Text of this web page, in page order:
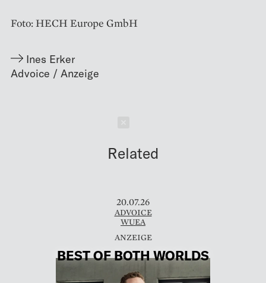
Foto: HECH Europe GmbH
Ines Erker
Related
20.07.26
ADVOICE
WUEA
BEST OF BOTH WORLDS